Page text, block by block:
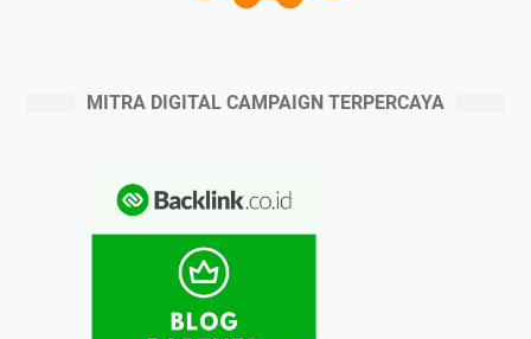
MITRA DIGITAL CAMPAIGN TERPERCAYA